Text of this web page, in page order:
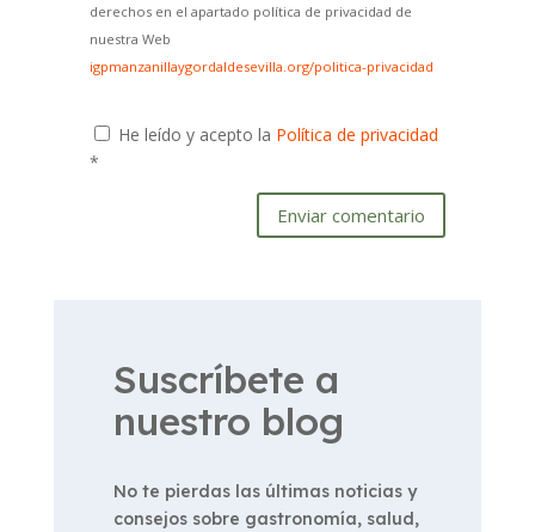
derechos en el apartado política de privacidad de
nuestra Web
igpmanzanillaygordaldesevilla.org/politica-privacidad
He leído y acepto la Política de privacidad
*
Enviar comentario
Suscríbete a
nuestro blog
No te pierdas las últimas noticias y
consejos sobre gastronomía, salud,